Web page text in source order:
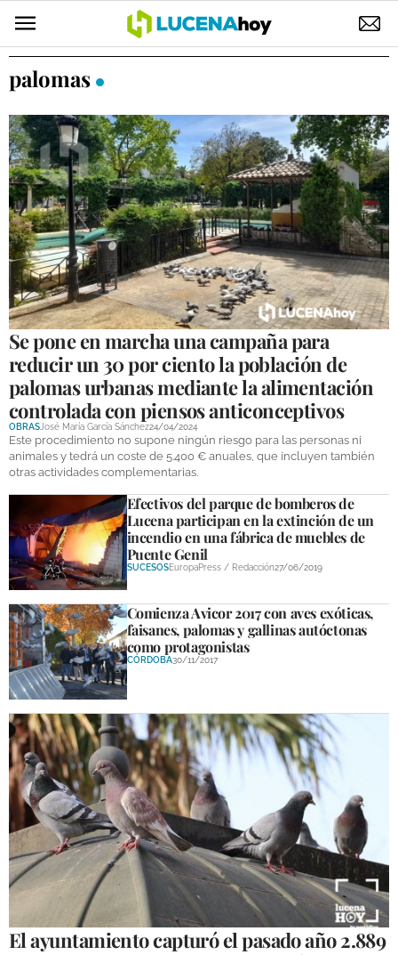
POLÍTICA
ELECCIONES
SUCESOS
ECONOMÍA
DESARROLLO LOCAL
LUCENA EMPRESAS
OCIO
COFRADÍAS
DEPORTES
COMPETICIONES
OPINIÓN
VENTANA CIUDADANA
PROVINCIA
SUBBÉTICA HOY
SALUD
OBRAS
NECROLÓGICAS
GALERÍAS
palomas
Se pone en marcha una campaña para
reducir un 30 por ciento la población de
palomas urbanas mediante la alimentación
controlada con piensos anticonceptivos
OBRAS José María García Sánchez24/04/2024
Este procedimiento no supone ningún riesgo para las personas ni
animales y tedrá un coste de 5.400 € anuales, que incluyen también
otras actividades complementarias.
Efectivos del parque de bomberos de
Lucena participan en la extinción de un
incendio en una fábrica de muebles de
Puente Genil
SUCESOSEuropaPress / Redacción27/06/2019
Comienza Avicor 2017 con aves exóticas,
faisanes, palomas y gallinas autóctonas
como protagonistas
CÓRDOBA30/11/2017
El ayuntamiento capturó el pasado año 2.889